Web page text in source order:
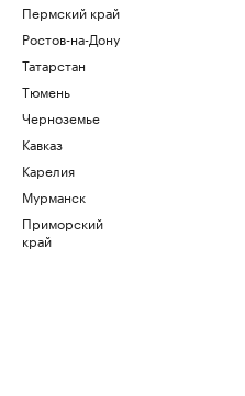
Пермский край
Ростов-на-Дону
Татарстан
Тюмень
Черноземье
Кавказ
Карелия
Мурманск
Приморский
край